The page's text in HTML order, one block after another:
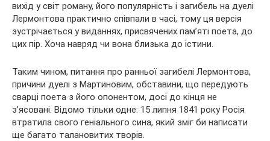
вихід у світ роману, його популярність і загибель на дуелі
Лермонтова практично співпали в часі, тому ця версія
зустрічається у виданнях, присвячених пам’яті поета, до
цих пір. Хоча навряд чи вона близька до істини.
Таким чином, питання про ранньої загибелі Лермонтова,
причини дуелі з Мартиновим, обставини, що передують
сварці поета з його опонентом, досі до кінця не
з’ясовані. Відомо тільки одне: 15 липня 1841 року Росія
втратила свого геніального сина, який зміг би написати
ще багато талановитих творів.